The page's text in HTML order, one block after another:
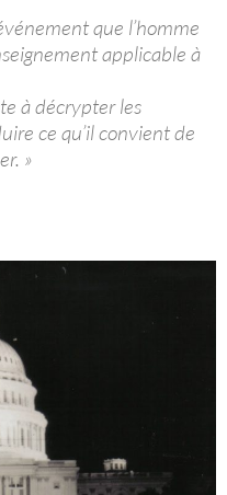
que l’homme
applicable à
à décrypter les
ce qu’il convient de
»